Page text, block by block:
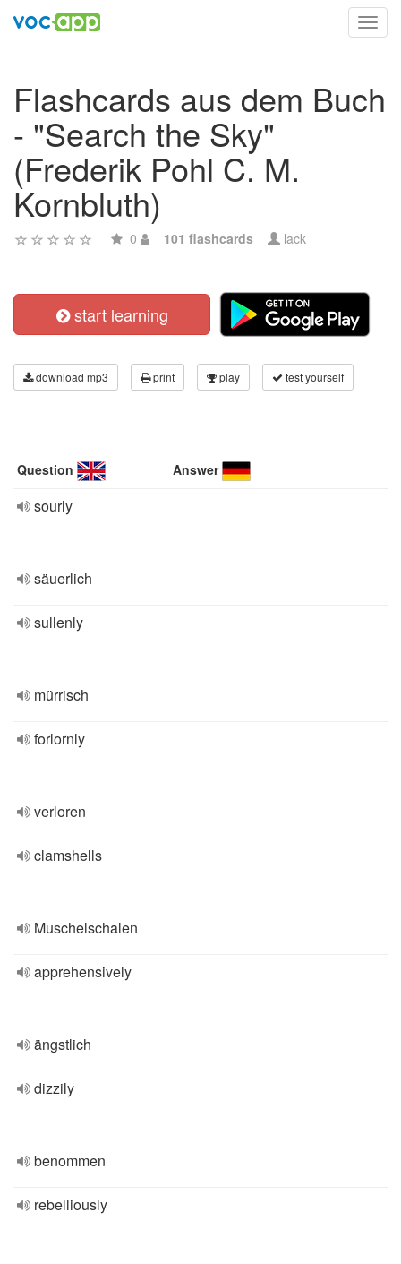
Flashcards aus dem Buch
- "Search the Sky"
(Frederik Pohl C. M.
Kornbluth)
0 101 flashcards lack
start learning
download mp3 print play test yourself
Question Answer
sourly
säuerlich
sullenly
mürrisch
forlornly
verloren
clamshells
Muschelschalen
apprehensively
ängstlich
dizzily
benommen
rebelliously